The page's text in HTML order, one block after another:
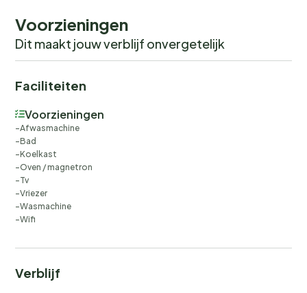
Voorzieningen
Dit maakt jouw verblijf onvergetelijk
Faciliteiten
Voorzieningen
Afwasmachine
Bad
Koelkast
Oven / magnetron
Tv
Vriezer
Wasmachine
Wifi
Verblijf